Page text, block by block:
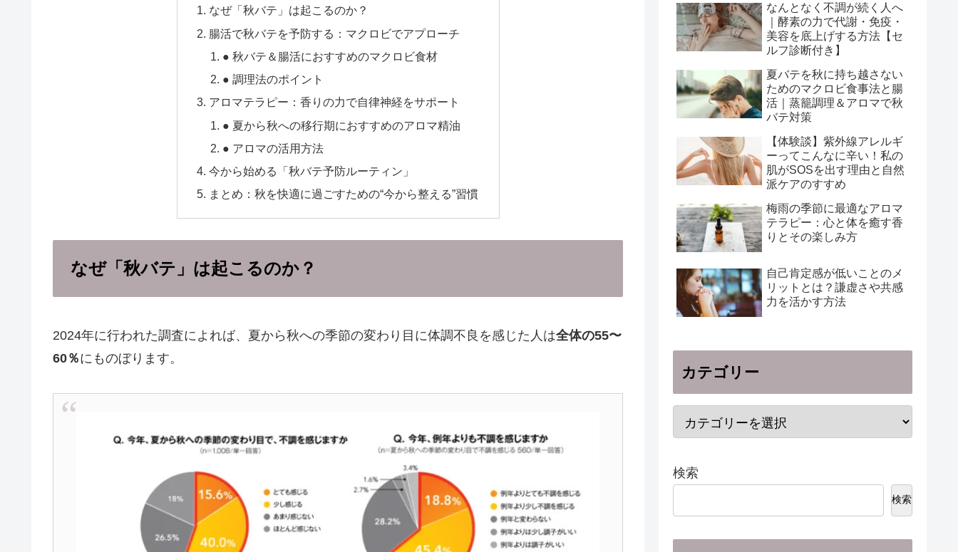
なぜ「秋バテ」は起こるのか？
腸活で秋バテを予防する：マクロビでアプローチ
● 秋バテ＆腸活におすすめのマクロビ食材
● 調理法のポイント
アロマテラピー：香りの力で自律神経をサポート
● 夏から秋への移行期におすすめのアロマ精油
● アロマの活用方法
今から始める「秋バテ予防ルーティン」
まとめ：秋を快適に過ごすための“今から整える”習慣
なぜ「秋バテ」は起こるのか？
2024年に行われた調査によれば、夏から秋への季節の変わり目に体調不良を感じた人は全体の55〜
60％にものぼります。
なんとなく不調が続く人へ
｜酵素の力で代謝・免疫・
美容を底上げする方法【セ
ルフ診断付き】
夏バテを秋に持ち越さない
ためのマクロビ食事法と腸
活｜蒸籠調理＆アロマで秋
バテ対策
【体験談】紫外線アレルギ
ーってこんなに辛い！私の
肌がSOSを出す理由と自然
派ケアのすすめ
梅雨の季節に最適なアロマ
テラピー：心と体を癒す香
りとその楽しみ方
自己肯定感が低いことのメ
リットとは？謙虚さや共感
力を活かす方法
カテゴリー
検索
検索